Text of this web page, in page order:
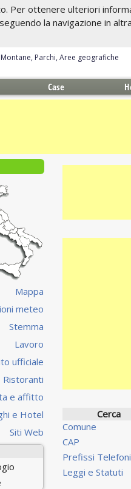
Per ottenere ulteriori
la navigazione in
Parchi, Aree geografiche
Case
Mappa
meteo
Stemma
Lavoro
ufficiale
Ristoranti
e affitto
e Hotel
Siti Web
Cerca
Comune
CAP
Prefissi
Leggi e Statuti